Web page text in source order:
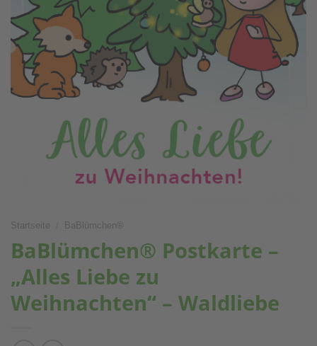
Startseite BaBlümchen®
BaBlümchen® Postkarte –
„Alles Liebe zu
Weihnachten“ – Waldliebe